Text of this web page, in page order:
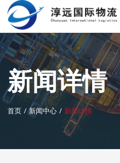
新闻详情
首页 新闻中心 新闻详情